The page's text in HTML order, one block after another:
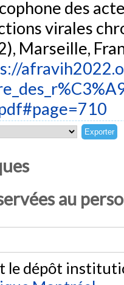
des
virales
Marseille,
au
le dépôt